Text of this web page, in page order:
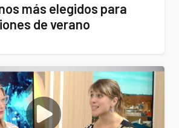
más elegidos para
de verano